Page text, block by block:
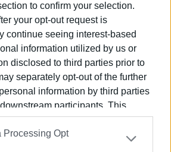
to confirm your selection.
your opt-out request is
continue seeing interest-based
information utilized by us or
disclosed to third parties prior to
separately opt-out of the further
information by third parties
participants. This
be disclosed by us to third parties
Downstream Participants
that may
other third parties.
Processing Opt